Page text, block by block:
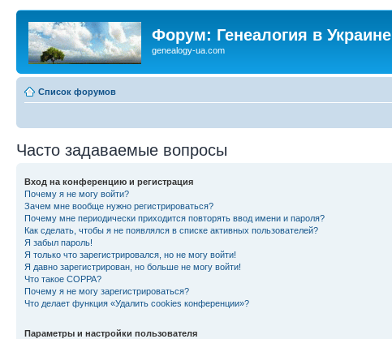
Форум: Генеалогия в Украине
genealogy-ua.com
Список форумов
Часто задаваемые вопросы
Вход на конференцию и регистрация
Почему я не могу войти?
Зачем мне вообще нужно регистрироваться?
Почему мне периодически приходится повторять ввод имени и пароля?
Как сделать, чтобы я не появлялся в списке активных пользователей?
Я забыл пароль!
Я только что зарегистрировался, но не могу войти!
Я давно зарегистрирован, но больше не могу войти!
Что такое COPPA?
Почему я не могу зарегистрироваться?
Что делает функция «Удалить cookies конференции»?
Параметры и настройки пользователя